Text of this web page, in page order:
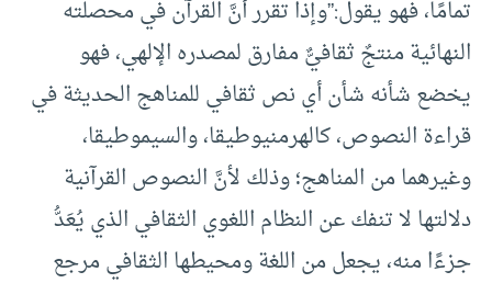
تمامًا، فهو يقول:”وإذا تقرر أنَّ القرآن في محصلته
النهائية منتجٌ ثقافيٌّ مفارق لمصدره الإلهي، فهو
يخضع شأنه شأن أي نص ثقافي للمناهج الحديثة في
قراءة النصوص، كالهرمنيوطيقا، والسيموطيقا،
وغيرهما من المناهج؛ وذلك لأنَّ النصوص القرآنية
دلالتها لا تنفك عن النظام اللغوي الثقافي الذي يُعَدُّ
جزءًا منه، يجعل من اللغة ومحيطها الثقافي مرجع